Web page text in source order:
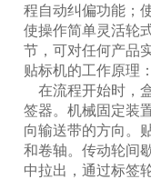
程自动纠偏功能；
使操作简单灵活轮
节，可对任何产品
贴标机的工作原理：
在流程开始时，
签器。机械固定装
向输送带的方向。
和卷轴。传动轮间
中拉出，通过标签